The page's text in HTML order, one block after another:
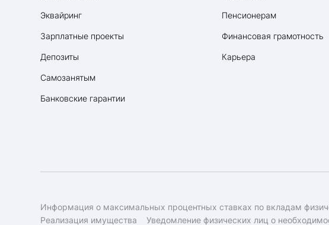
Эквайринг
Зарплатные проекты
Депозиты
Самозанятым
Банковские гарантии
Пенсионерам
Финансовая грамотность
Карьера
Информация о максимальных процентных ставках по вкладам
Реализация имущества
Уведомление физических лиц о